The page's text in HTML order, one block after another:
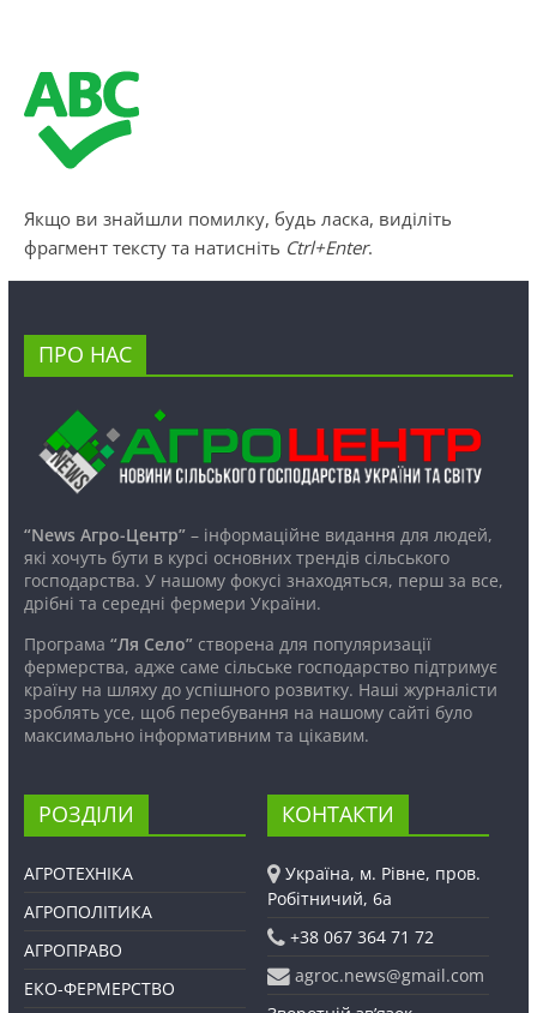
Якщо ви знайшли помилку, будь ласка, виділіть
фрагмент тексту та натисніть Ctrl+Enter.
ПРО НАС
“News Агро-Центр”– інформаційне видання для людей,
які хочуть бути в курсі основних трендів сільського
господарства. У нашому фокусі знаходяться, перш за все,
дрібні та середні фермери України.
Програма “Ля Село”створена для популяризації
фермерства, адже саме сільське господарство підтримує
країну на шляху до успішного розвитку. Наші журналісти
зроблять усе, щоб перебування на нашому сайті було
максимально інформативним та цікавим.
РОЗДІЛИ
АГРОТЕХНІКА
АГРОПОЛІТИКА
АГРОПРАВО
ЕКО-ФЕРМЕРСТВО
КОНТАКТИ
Україна, м. Рівне, пров.
Робітничий, 6а
+38 067 364 71 72
agroc.news@gmail.com